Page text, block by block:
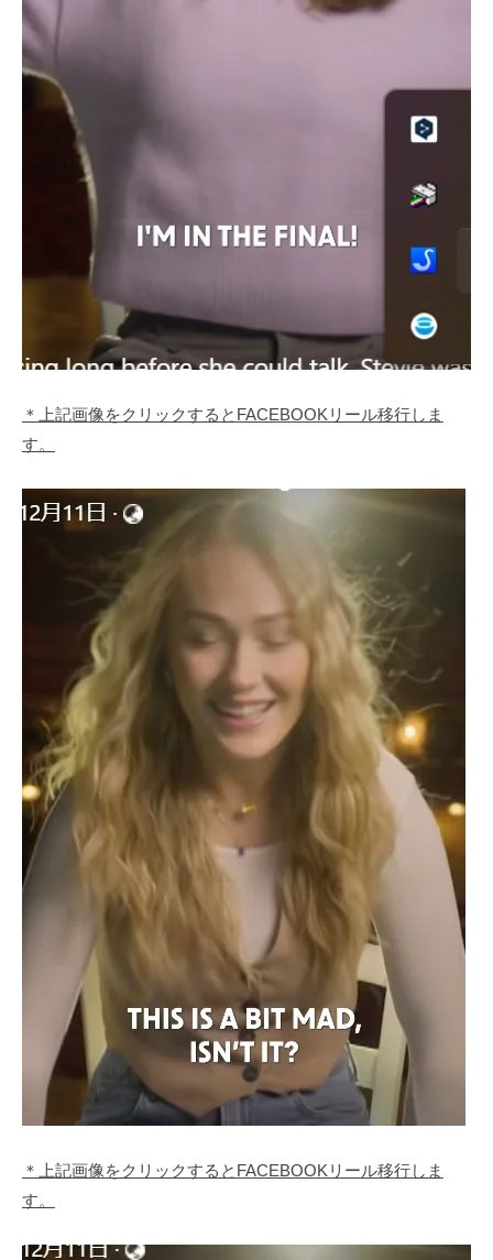
＊上記画像をクリックするとFACEBOOKリール移行しま
す。
＊上記画像をクリックするとFACEBOOKリール移行しま
す。